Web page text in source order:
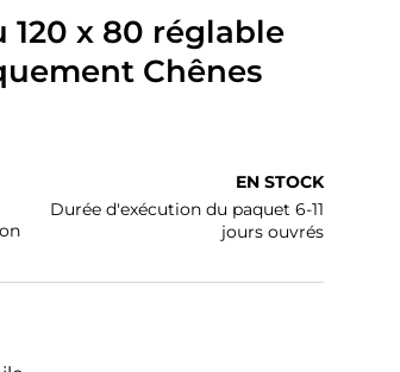
120 x 80 réglable
Chênes
EN STOCK
Durée d'exécution du paquet 6-11
jours ouvrés